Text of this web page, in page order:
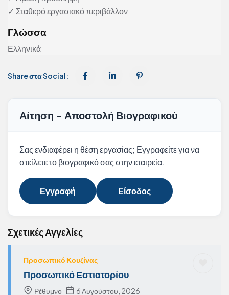
✓ Σταθερό εργασιακό περιβάλλον
Γλώσσα
Ελληνικά
Share στα Social:
Αίτηση - Αποστολή Βιογραφικού
Σας ενδιαφέρει η θέση εργασίας; Εγγραφείτε για να
στείλετε το βιογραφικό σας στην εταιρεία.
Εγγραφή Είσοδος
Σχετικές Αγγελίες
Προσωπικό Κουζίνας
Προσωπικό Εστιατορίου
Ρέθυμνο 6 Αυγούστου, 2026